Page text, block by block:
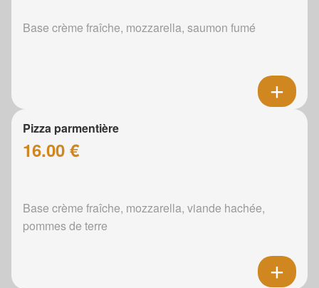
Base crème fraîche, mozzarella, saumon fumé
Pizza parmentière
16.00 €
Base crème fraîche, mozzarella, viande hachée,
pommes de terre